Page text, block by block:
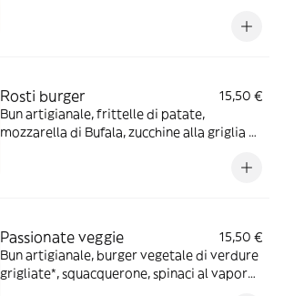
Rosti burger
15,50 €
Bun artigianale, frittelle di patate,
mozzarella di Bufala, zucchine alla griglia e
Passionate veggie
15,50 €
Bun artigianale, burger vegetale di verdure
grigliate*, squacquerone, spinaci al vapore